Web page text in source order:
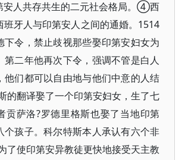
安人共存共生的二元社会格局。④西
班牙人与印第安人之间的通婚。1514
下令，禁止歧视那些娶印第安妇女为
第二年他再次下令，强调不管是白人
他们都可以自由地与他们中意的人结
翻译娶了一个印第安妇女，生了七
贡萨洛?罗德里格斯也娶了当地印第
个孩子。科尔特斯本人承认有六个非
使印第安异教徒更快地接受天主教